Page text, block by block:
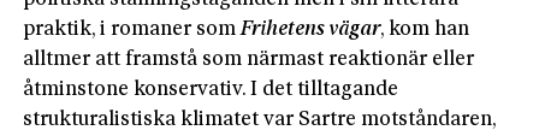
praktik, i romaner somFrihetens vägar, kom han
alltmer att framstå som närmast reaktionär eller
åtminstone konservativ. I det tilltagande
strukturalistiska klimatet var Sartre motståndaren,